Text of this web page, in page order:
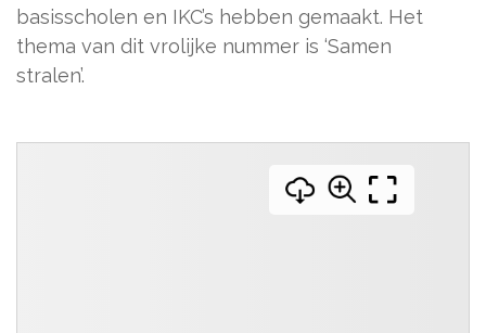
basisscholen en IKC’s hebben gemaakt. Het
thema van dit vrolijke nummer is ‘Samen
stralen’.